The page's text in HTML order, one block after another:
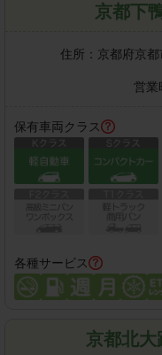
京都下
住所： 京都府京
営業
保有車両クラス
各種サービス
京都北大